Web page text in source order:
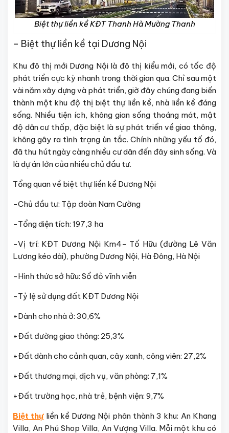
Biệt thự liền kề KĐT Thanh Hà Mường Thanh
– Biệt thự liền kề tại Dương Nội
Khu đô thị mới Dương Nội là đô thị kiểu mới, có tốc độ
phát triển cực kỳ nhanh trong thời gian qua. Chỉ sau một
vài năm xây dựng và phát triển, giờ đây chúng đang biến
thành một khu độ thị biệt thự liền kề, nhà liền kề đáng
sống. Nhiều tiện ích, không gian sống thoáng mát, mật
độ dân cư thấp, đặc biệt là sự phát triển về giao thông,
không gây ra tình trạng ùn tắc. Chính những yếu tố đó,
đã thu hút ngày càng nhiều cư dân đến đây sinh sống. Và
là dự án lớn của nhiều chủ đầu tư.
Tổng quan về biệt thự liền kề Dương Nội
-Chủ đầu tư: Tập đoàn Nam Cường
-Tổng diện tích: 197,3 ha
-Vị trí: KĐT Dương Nội Km4- Tố Hữu (đường Lê Văn
Lương kéo dài), phường Dương Nội, Hà Đông, Hà Nội
-Hình thức sở hữu: Sổ đỏ vĩnh viễn
-Tỷ lệ sử dụng đất KĐT Dương Nội
+Dành cho nhà ở: 30,6%
+Đất đường giao thông: 25,3%
+Đất dành cho cảnh quan, cây xanh, công viên: 27,2%
+Đất thương mại, dịch vụ, văn phòng: 7,1%
+Đất trường học, nhà trẻ, bệnh viện: 9,7%
Biệt thựliền kề Dương Nội phân thành 3 khu: An Khang
Villa, An Phú Shop Villa, An Vượng Villa. Mỗi một khu có